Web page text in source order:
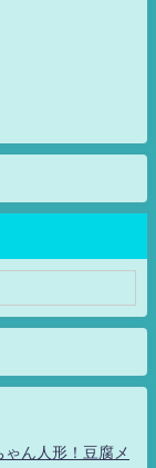
ん人形！豆腐メ